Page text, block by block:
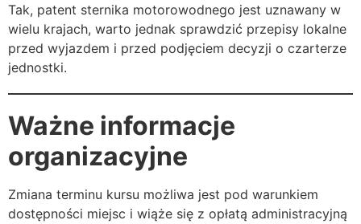
Tak, patent sternika motorowodnego jest uznawany w
wielu krajach, warto jednak sprawdzić przepisy lokalne
przed wyjazdem i przed podjęciem decyzji o czarterze
jednostki.
Ważne informacje
organizacyjne
Zmiana terminu kursu możliwa jest pod warunkiem
dostępności miejsc i wiąże się z opłatą administracyjną